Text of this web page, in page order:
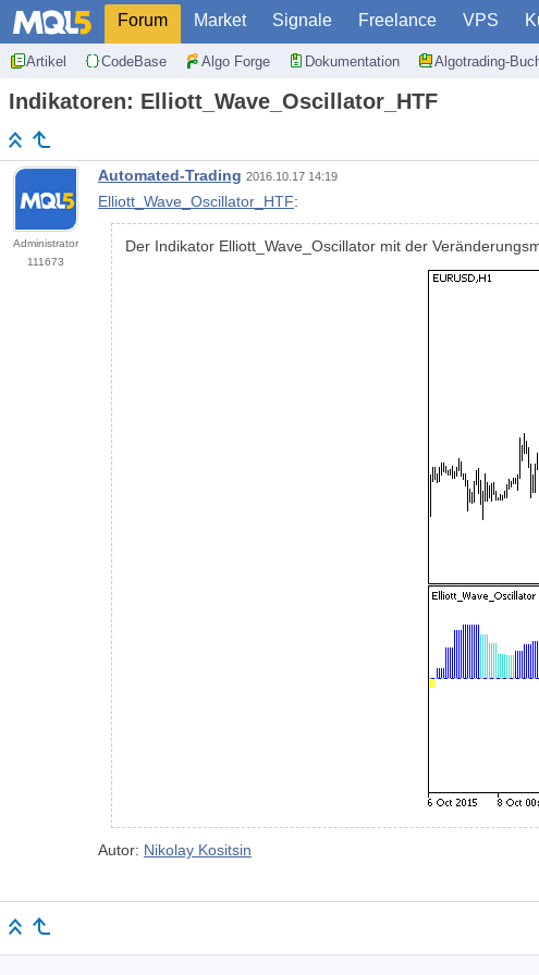
Forum Market Signale Freelance VPS
Artikel CodeBase Algo Forge Dokumentation Algotrading-
Indikatoren: Elliott_Wave_Oscillator_HTF
Administrator
111673
Automated-Trading 2016.10.17 14:19
Elliott_Wave_Oscillator_HTF:
Der Indikator Elliott_Wave_Oscillator mit der
Autor: Nikolay Kositsin